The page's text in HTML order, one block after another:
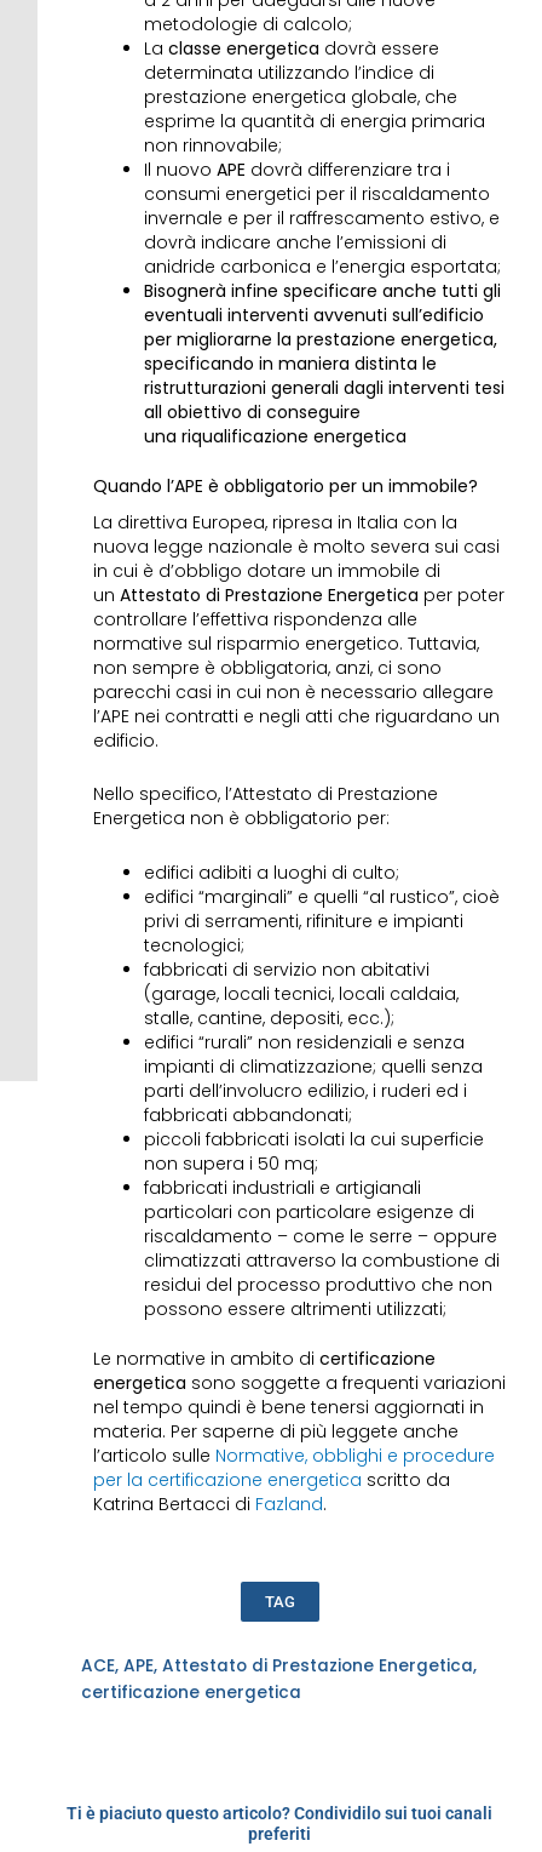
metodologie di calcolo;
La classe energetica dovrà essere
determinata utilizzando l’indice di
prestazione energetica globale, che
esprime la quantità di energia primaria
non rinnovabile;
Il nuovo APE dovrà differenziare tra i
consumi energetici per il riscaldamento
invernale e per il raffrescamento estivo, e
dovrà indicare anche l’emissioni di
anidride carbonica e l’energia esportata;
Bisognerà infine specificare anche tutti gli
eventuali interventi avvenuti sull’edificio
per migliorarne la prestazione energetica,
specificando in maniera distinta le
ristrutturazioni generali dagli interventi tesi
all obiettivo di conseguire
una riqualificazione energetica
Quando l’APE è obbligatorio per un immobile?
La direttiva Europea, ripresa in Italia con la
nuova legge nazionale è molto severa sui casi
in cui è d’obbligo dotare un immobile di
un Attestato di Prestazione Energetica per poter
controllare l’effettiva rispondenza alle
normative sul risparmio energetico. Tuttavia,
non sempre è obbligatoria, anzi, ci sono
parecchi casi in cui non è necessario allegare
l’APE nei contratti e negli atti che riguardano un
edificio.
Nello specifico, l’Attestato di Prestazione
Energetica non è obbligatorio per:
edifici adibiti a luoghi di culto;
edifici “marginali” e quelli “al rustico”, cioè
privi di serramenti, rifiniture e impianti
tecnologici;
fabbricati di servizio non abitativi
(garage, locali tecnici, locali caldaia,
stalle, cantine, depositi, ecc.);
edifici “rurali” non residenziali e senza
impianti di climatizzazione; quelli senza
parti dell’involucro edilizio, i ruderi ed i
fabbricati abbandonati;
piccoli fabbricati isolati la cui superficie
non supera i 50 mq;
fabbricati industriali e artigianali
particolari con particolare esigenze di
riscaldamento – come le serre – oppure
climatizzati attraverso la combustione di
residui del processo produttivo che non
possono essere altrimenti utilizzati;
Le normative in ambito di certificazione
energetica sono soggette a frequenti variazioni
nel tempo quindi è bene tenersi aggiornati in
materia. Per saperne di più leggete anche
l’articolo sulle Normative, obblighi e procedure
per la certificazione energetica scritto da
Katrina Bertacci di Fazland.
TAG
ACE, APE, Attestato di Prestazione Energetica,
certificazione energetica
Ti è piaciuto questo articolo? Condividilo sui tuoi canali
preferiti